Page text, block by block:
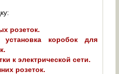
розеток.
установка коробок для
к электрической сети.
розеток.